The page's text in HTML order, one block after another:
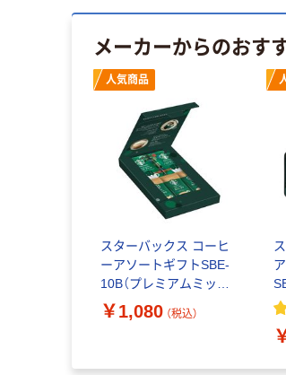
メーカーからのおす
人気商品
スターバックス コーヒ
ーアソートギフトSBE-
10B（プレミアムミック
ス カフェラテ×3本、オリ
ガミ ハウスブレンド×2
￥1,080 （税込）